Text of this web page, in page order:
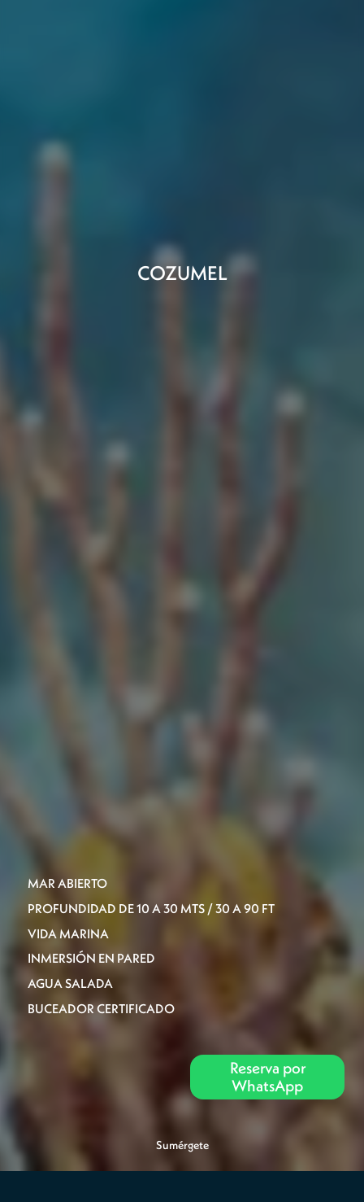
COZUMEL
MAR ABIERTO
PROFUNDIDAD DE 10 A 30 MTS / 30 A 90 FT
VIDA MARINA
INMERSIÓN EN PARED
AGUA SALADA
BUCEADOR CERTIFICADO
Sumérgete
Reserva por
WhatsApp